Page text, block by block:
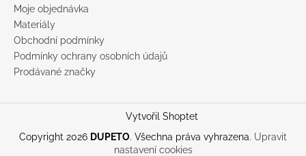
Moje objednávka
Materiály
Obchodní podmínky
Podmínky ochrany osobních údajů
Prodávané značky
Vytvořil Shoptet
Copyright 2026 DUPETO. Všechna práva vyhrazena. Upravit
nastavení cookies